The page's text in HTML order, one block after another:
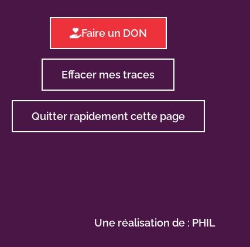
Faire un DON
Effacer mes traces
Quitter rapidement cette page
Une réalisation de : PHIL